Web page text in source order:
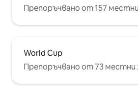
Препоръчвано от 157
World Cup
Препоръчвано от 73